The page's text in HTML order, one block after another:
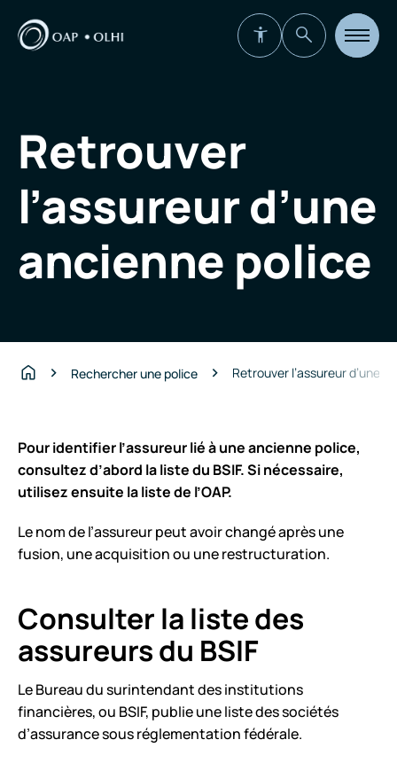
Ouvrir
la
Retrouver
l’assureur d’une
ancienne police
Rechercher une police Retrouver l’assureur d’une
Pour identifier l’assureur lié à une ancienne police,
consultez d’abord la liste du BSIF. Si nécessaire,
utilisez ensuite la liste de l’OAP.
Le nom de l’assureur peut avoir changé après une
fusion, une acquisition ou une restructuration.
Consulter la liste des
assureurs du BSIF
Le Bureau du surintendant des institutions
financières, ou BSIF, publie une liste des sociétés
d’assurance sous réglementation fédérale.